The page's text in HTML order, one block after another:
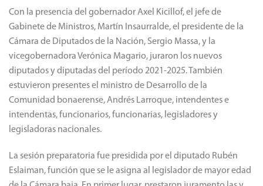
Con la presencia del gobernador Axel Kicillof, el jefe de
Gabinete de Ministros, Martín Insaurralde, el presidente de la
Cámara de Diputados de la Nación, Sergio Massa, y la
vicegobernadora Verónica Magario, juraron los nuevos
diputados y diputadas del período 2021-2025. También
estuvieron presentes el ministro de Desarrollo de la
Comunidad bonaerense, Andrés Larroque, intendentes e
intendentas, funcionarios, funcionarias, legisladores y
legisladoras nacionales.
La sesión preparatoria fue presidida por el diputado Rubén
Eslaiman, función que se le asigna al legislador de mayor edad